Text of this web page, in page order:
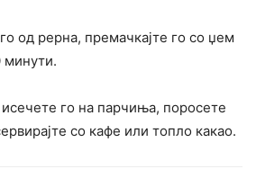
од рерна, премачкајте го со џем
минути.
го на парчиња, поросете
со кафе или топло какао.